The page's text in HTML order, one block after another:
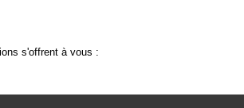
s'offrent à vous :